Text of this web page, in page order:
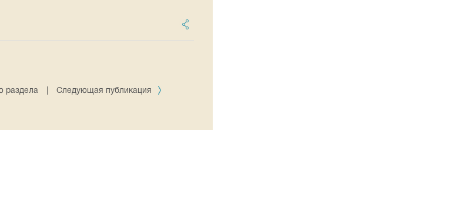
раздела Следующая публикация